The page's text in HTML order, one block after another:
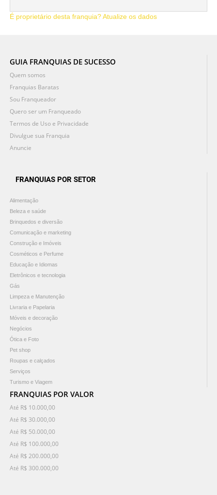
É proprietário desta franquia? Atualize os dados
GUIA FRANQUIAS DE SUCESSO
Quem somos
Franquias Baratas
Sou Franqueador
Quero ser um Franqueado
Termos de Uso e Privacidade
Divulgue sua Franquia
Anuncie
FRANQUIAS POR SETOR
Alimentação
Beleza e saúde
Brinquedos e diversão
Comunicação e marketing
Construção e Imóveis
Cosméticos e Perfume
Educação e Idiomas
Eletrônicos e tecnologia
Gás
Limpeza e Manutenção
Livraria e Papelaria
Móveis e decoração
Negócios
Ótica e Foto
Pet shop
Roupas e calçados
Serviços
Turismo e Viagem
FRANQUIAS POR VALOR
Até R$ 10.000,00
Até R$ 30.000,00
Até R$ 50.000,00
Até R$ 100.000,00
Até R$ 200.000,00
Até R$ 300.000,00